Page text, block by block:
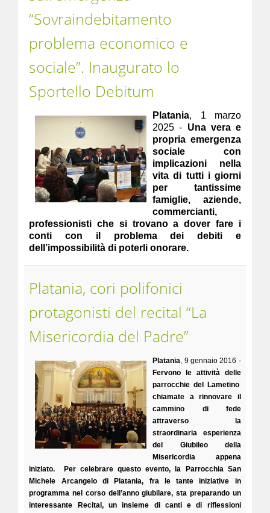
“Sovraindebitamento
problema economico e
sociale”. Inaugurato lo
Sportello Debitum
Platania, 1 marzo
2025 - Una vera e
propria emergenza
sociale con
implicazioni nella
vita di tutti i giorni
per tantissime
famiglie, aziende,
commercianti,
professionisti che si trovano a dover fare i
conti con il problema dei debiti e
dell’impossibilità di poterli onorare.
Platania, cori polifonici
protagonisti del recital “La
Misericordia del Padre”
Platania, 9 gennaio 2016 -
Fervono le attività delle
parrocchie del Lametino
chiamate a rinnovare il
cammino di fede
attraverso la
straordinaria esperienza
del Giubileo della
Misericordia appena
iniziato. Per celebrare questo evento, la Parrocchia San
Michele Arcangelo di Platania, fra le tante iniziative in
programma nel corso dell’anno giubilare, sta preparando un
interessante Recital, un insieme di canti e di riflessioni